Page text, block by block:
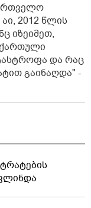
2012 წლის
იზეიმეთ,
და რაც
გაინაღდა" -